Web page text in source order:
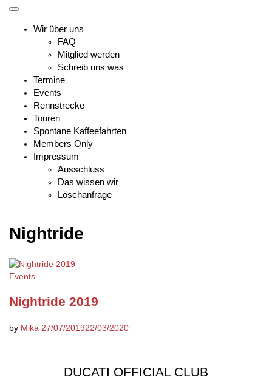
Skip
contentmobileWir über uns
FAQ
Mitglied werden
Schreib uns was
Termine
Events
Rennstrecke
Touren
Spontane Kaffeefahrten
Members Only
Impressum
Ausschluss
Das wissen wir
Löschanfrage
Nightride
Events
Nightride 2019
by Mika 27/07/201922/03/2020
DUCATI OFFICIAL CLUB